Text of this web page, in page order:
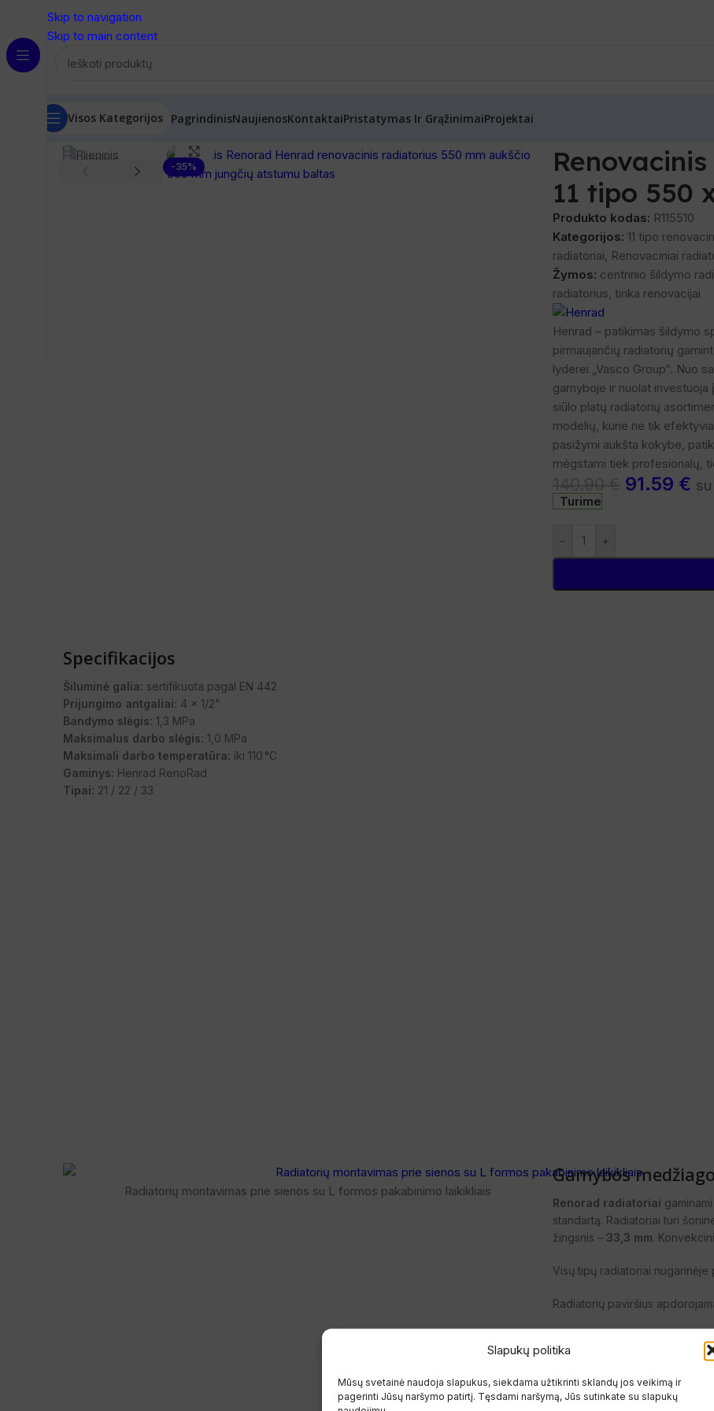
Slapukų politika
Mūsų svetainė naudoja slapukus, siekdama užtikrinti sklandų jos veikimą ir
pagerinti Jūsų naršymo patirtį. Tęsdami naršymą, Jūs sutinkate su slapukų
Skip to navigation
Skip to main content
Visos Kategorijos PagrindinisNaujienosKontaktaiPristatymas Ir GrąžinimaiProjektai
Pradžia
-35%
Spustelėkite, norėdami padidinti
11 tipo 550
Produkto kodas: R115510
Kategorijos: 11 tipo
radiatoriai Renovaciniai
Žymos: centrinio šildymo
radiatorius tinka renovacijai
Henrad – patikimas šildymo
pirmaujančių radiatorių
lyderei „Vasco Group“. Nuo
gamyboje ir nuolat
siūlo platų radiatorių
modelių, kurie ne tik
pasižymi aukšta kokybe,
mėgstami tiek profesionalų,
91.59 €
Turime
- +
Specifikacijos
Šiluminė galia: sertifikuota pagal EN 442
Prijungimo antgaliai: 4 x 1/2"
Bandymo slėgis: 1,3 MPa
Maksimalus darbo slėgis: 1,0 MPa
Maksimali darbo temperatūra: iki 110 °C
Gaminys: Henrad RenoRad
Tipai: 21 / 22 / 33
Radiatorių montavimas prie sienos su L formos pakabinimo laikikliais
Gamybos
Renorad radiatoriai
standartą. Radiatoriai turi
žingsnis – 33,3 mm.
Visų tipų radiatoriai
Radiatorių paviršius
pasyvuojamas,